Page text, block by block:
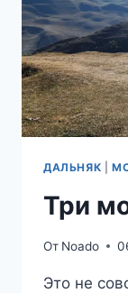
ДАЛЬНЯК
Три
От Noado
Это не